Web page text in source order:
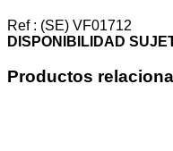
3/8"
cantidad
Ref : (SE) VF01712
DISPONIBILIDAD
Productos